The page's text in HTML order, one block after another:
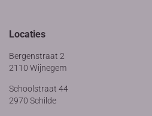
Locaties
Bergenstraat 2
2110 Wijnegem
Schoolstraat 44
2970 Schilde